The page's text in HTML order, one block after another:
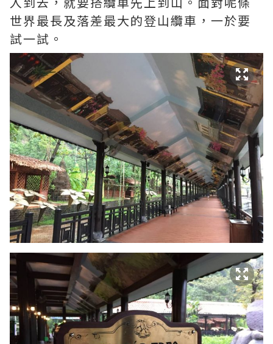
世界最長及落差最大的登山纜車，一於要
試一試。